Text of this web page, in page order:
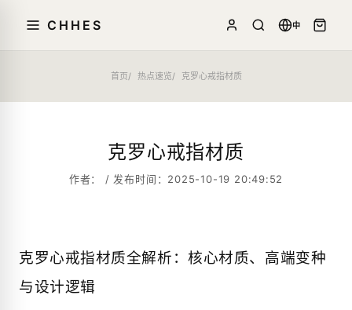
CHHES 中
首页 热点速览 克罗心戒指材质
克罗心戒指材质
作者： / 发布时间：2025-10-19 20:49:52
克罗心戒指材质全解析：核心材质、高端变种
与设计逻辑